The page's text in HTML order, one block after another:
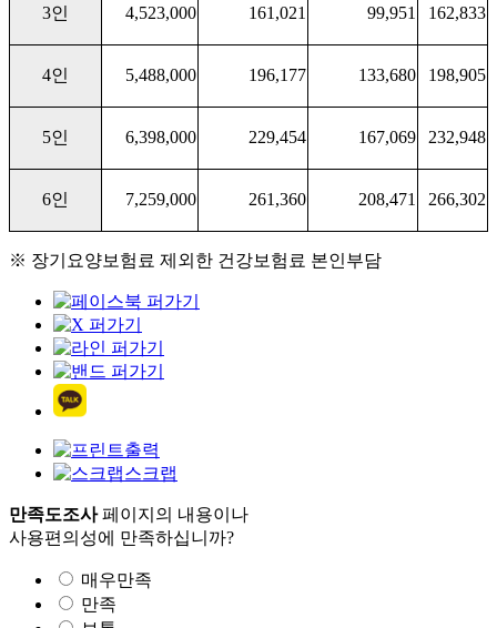
3인 4,523,000 161,021 99,951 162,833
4인 5,488,000 196,177 133,680 198,905
5인 6,398,000 229,454 167,069 232,948
6인 7,259,000 261,360 208,471 266,302
※ 장기요양보험료 제외한 건강보험료 본인부담
출력
스크랩
만족도조사페이지의 내용이나
사용편의성에 만족하십니까?
매우만족
만족